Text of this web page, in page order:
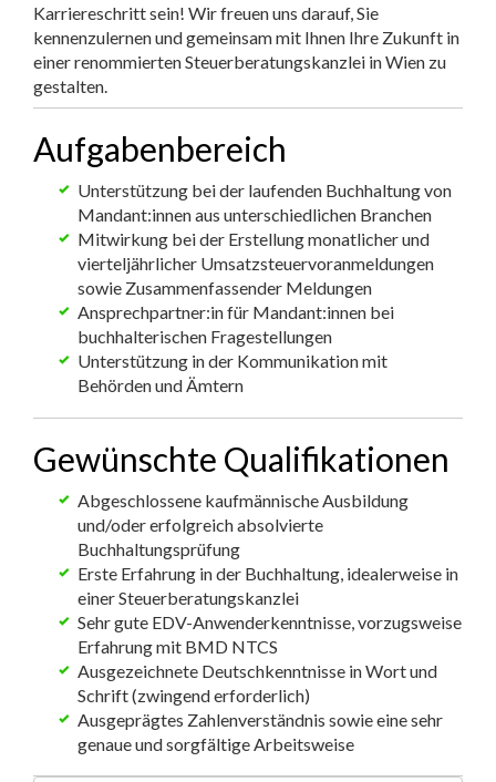
Karriereschritt sein! Wir freuen uns darauf, Sie
kennenzulernen und gemeinsam mit Ihnen Ihre Zukunft in
einer renommierten Steuerberatungskanzlei in Wien zu
gestalten.
Aufgabenbereich
Unterstützung bei der laufenden Buchhaltung von
Mandant:innen aus unterschiedlichen Branchen
Mitwirkung bei der Erstellung monatlicher und
vierteljährlicher Umsatzsteuervoranmeldungen
sowie Zusammenfassender Meldungen
Ansprechpartner:in für Mandant:innen bei
buchhalterischen Fragestellungen
Unterstützung in der Kommunikation mit
Behörden und Ämtern
Gewünschte Qualifikationen
Abgeschlossene kaufmännische Ausbildung
und/oder erfolgreich absolvierte
Buchhaltungsprüfung
Erste Erfahrung in der Buchhaltung, idealerweise in
einer Steuerberatungskanzlei
Sehr gute EDV-Anwenderkenntnisse, vorzugsweise
Erfahrung mit BMD NTCS
Ausgezeichnete Deutschkenntnisse in Wort und
Schrift (zwingend erforderlich)
Ausgeprägtes Zahlenverständnis sowie eine sehr
genaue und sorgfältige Arbeitsweise